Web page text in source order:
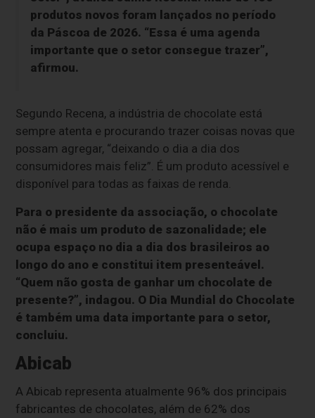
produtos novos foram lançados no período
da Páscoa de 2026. “Essa é uma agenda
importante que o setor consegue trazer”,
afirmou.
Segundo Recena, a indústria de chocolate está
sempre atenta e procurando trazer coisas novas que
possam agregar, “deixando o dia a dia dos
consumidores mais feliz”. É um produto acessível e
disponível para todas as faixas de renda.
Para o presidente da associação, o chocolate
não é mais um produto de sazonalidade; ele
ocupa espaço no dia a dia dos brasileiros ao
longo do ano e constitui item presenteável.
“Quem não gosta de ganhar um chocolate de
presente?”, indagou. O Dia Mundial do Chocolate
é também uma data importante para o setor,
concluiu.
Abicab
A Abicab representa atualmente 96% dos principais
fabricantes de chocolates, além de 62% dos